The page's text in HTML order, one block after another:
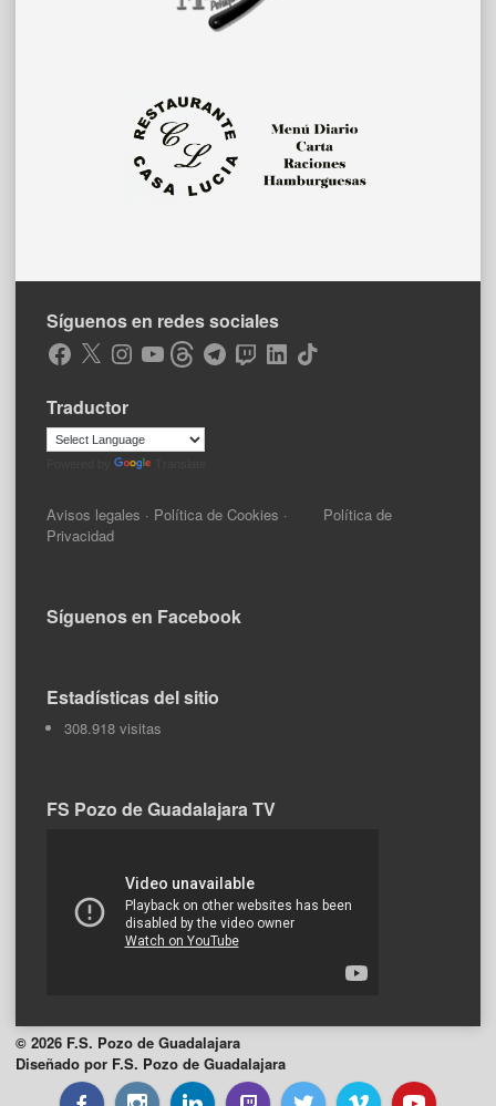
Síguenos en redes sociales
Facebook
X Instagram
YouTubeThreadsTelegramTwitchLinkedIn
TikTok
Traductor
Avisos legales · Política de Cookies · Política de
Privacidad
Síguenos en Facebook
Estadísticas del sitio
308.918 visitas
FS Pozo de Guadalajara TV
© 2026 F.S. Pozo de Guadalajara
Diseñado por F.S. Pozo de Guadalajara